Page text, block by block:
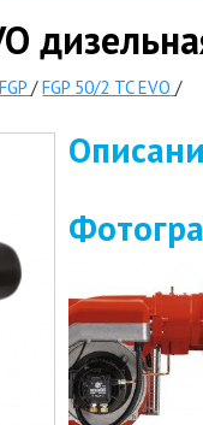
FGP /FGP 50/2 TC EVO /